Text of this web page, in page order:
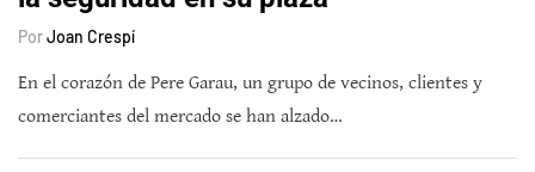
PorJoan Crespí
En el corazón de Pere Garau, un grupo de vecinos, clientes y
comerciantes del mercado se han alzado…